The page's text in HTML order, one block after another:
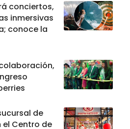
conciertos,
inmersivas
conoce la
de
el Centro de